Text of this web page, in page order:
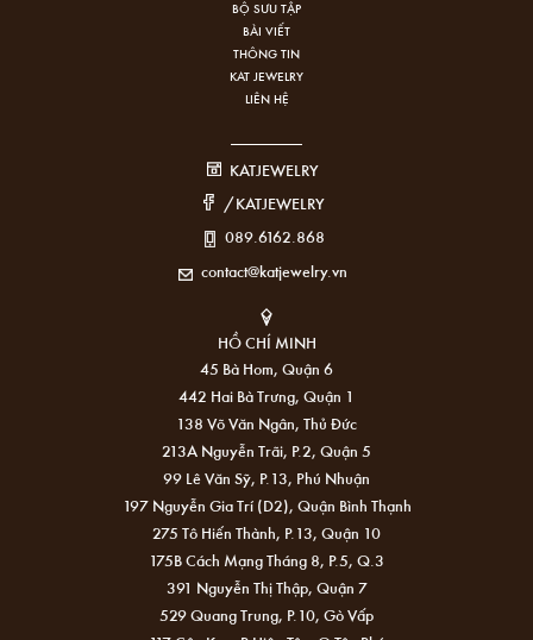
BỘ SƯU TẬP
BÀI VIẾT
THÔNG TIN
KAT JEWELRY
LIÊN HỆ
KATJEWELRY
/KATJEWELRY
089.6162.868
contact@katjewelry.vn
HỒ CHÍ MINH
45 Bà Hom, Quận 6
442 Hai Bà Trưng, Quận 1
138 Võ Văn Ngân, Thủ Đức
213A Nguyễn Trãi, P.2, Quận 5
99 Lê Văn Sỹ, P.13, Phú Nhuận
197 Nguyễn Gia Trí (D2), Quận Bình Thạnh
275 Tô Hiến Thành, P.13, Quận 10
175B Cách Mạng Tháng 8, P.5, Q.3
391 Nguyễn Thị Thập, Quận 7
529 Quang Trung, P.10, Gò Vấp